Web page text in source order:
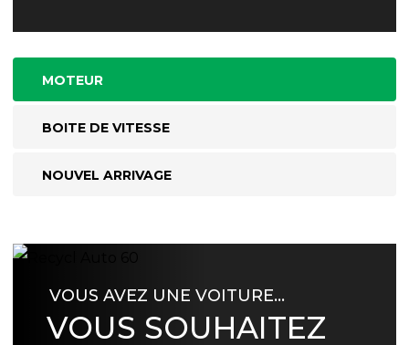
MOTEUR
BOITE DE VITESSE
NOUVEL ARRIVAGE
VOUS AVEZ UNE VOITURE…
VOUS SOUHAITEZ